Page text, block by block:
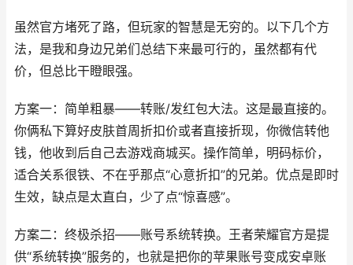
虽然官方堵死了路，但玩家的智慧是无穷的。以下几个方
法，是我和身边兄弟们总结下来最可行的，虽然都有代
价，但总比干瞪眼强。
方案一：简单粗暴——转账/发红包大法。这是最直接的。
你俩私下算好皮肤首周折扣价或者直接折现，你微信转他
钱，他收到后自己去游戏商城买。操作简单，明码标价，
适合关系很铁、不在乎那点“心意折扣”的兄弟。优点是即时
生效，缺点是太直白，少了点“惊喜感”。
方案二：终极杀招——账号系统转换。王者荣耀官方是提
供“系统转换”服务的，也就是把你的苹果账号变成安卓账